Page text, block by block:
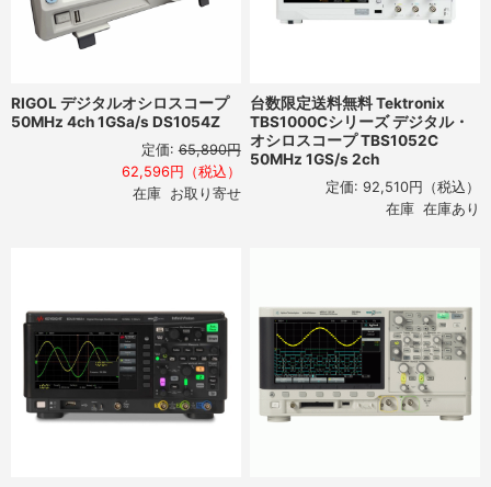
RIGOL デジタルオシロスコープ
50MHz 4ch 1GSa/s DS1054Z
定価: 65,890円
62,596円（税込）
在庫 お取り寄せ
台数限定送料無料 Tektronix
TBS1000Cシリーズ デジタル・
オシロスコープ TBS1052C
50MHz 1GS/s 2ch
定価: 92,510円 （税込）
在庫 在庫あり